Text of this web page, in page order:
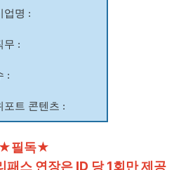
업명 :
무 :
:
포트 콘텐츠 :
★필독★
패스 연장은 ID 당 1회만 제공